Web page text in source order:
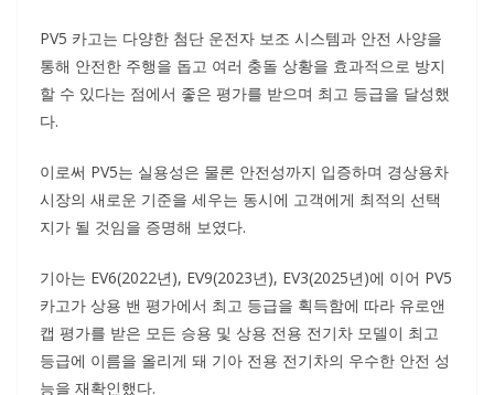
PV5 카고는 다양한 첨단 운전자 보조 시스템과 안전 사양을
통해 안전한 주행을 돕고 여러 충돌 상황을 효과적으로 방지
할 수 있다는 점에서 좋은 평가를 받으며 최고 등급을 달성했
다.
이로써 PV5는 실용성은 물론 안전성까지 입증하며 경상용차
시장의 새로운 기준을 세우는 동시에 고객에게 최적의 선택
지가 될 것임을 증명해 보였다.
기아는 EV6(2022년), EV9(2023년), EV3(2025년)에 이어 PV5
카고가 상용 밴 평가에서 최고 등급을 획득함에 따라 유로앤
캡 평가를 받은 모든 승용 및 상용 전용 전기차 모델이 최고
등급에 이름을 올리게 돼 기아 전용 전기차의 우수한 안전 성
능을 재확인했다.